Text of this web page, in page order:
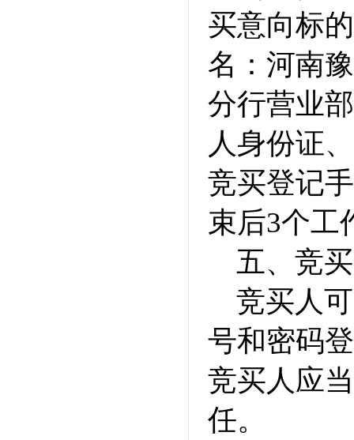
买意向标
名：河南
分行营业
人身份证
竞买登记
束后3个工
五、竞
竞买人
号和密码
竞买人应
任。